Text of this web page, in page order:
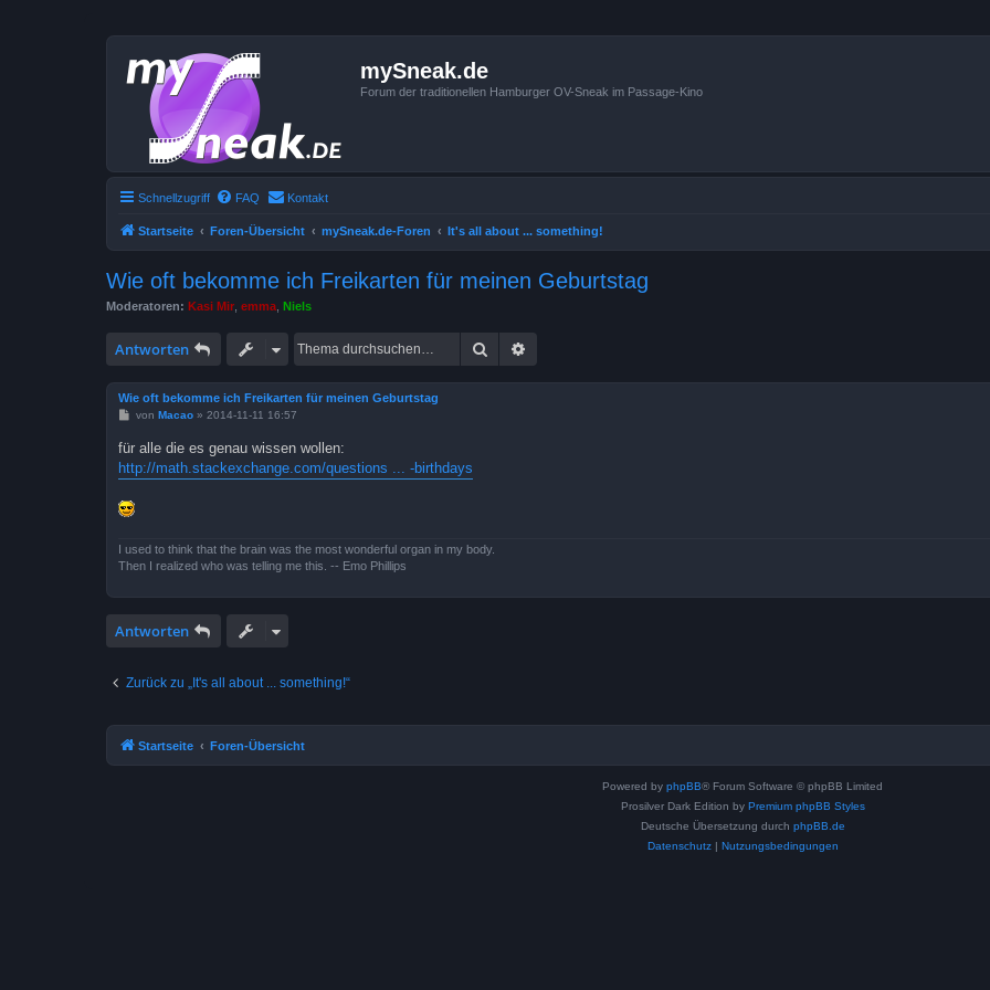
mySneak.de
Forum der traditionellen Hamburger OV-Sneak im Passage-Kino
Schnellzugriff FAQ Kontakt
Startseite Foren-Übersicht mySneak.de-Foren It's all about ... something!
Wie oft bekomme ich Freikarten für meinen Geburtstag
Moderatoren: Kasi Mir emma Niels
Antworten Suche
Wie oft bekomme ich Freikarten für meinen Geburtstag
B
t
r
a
von Macao» 2014-11-11 16:57
für alle die es genau wissen wollen:
http://math.stackexchange.com/questions ... -birthdays
I used to think that the brain was the most wonderful organ in my body.
Then I realized who was telling me this. -- Emo Phillips
Antworten
Zurück zu „It's all about ... something!“
Startseite Foren-Übersicht
Powered by phpBB® Forum Software © phpBB Limited
Prosilver Dark Edition by Premium phpBB Styles
Deutsche Übersetzung durch phpBB.de
Datenschutz| Nutzungsbedingungen